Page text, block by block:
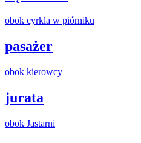
obok cyrkla w piórniku
pasażer
obok kierowcy
jurata
obok Jastarni